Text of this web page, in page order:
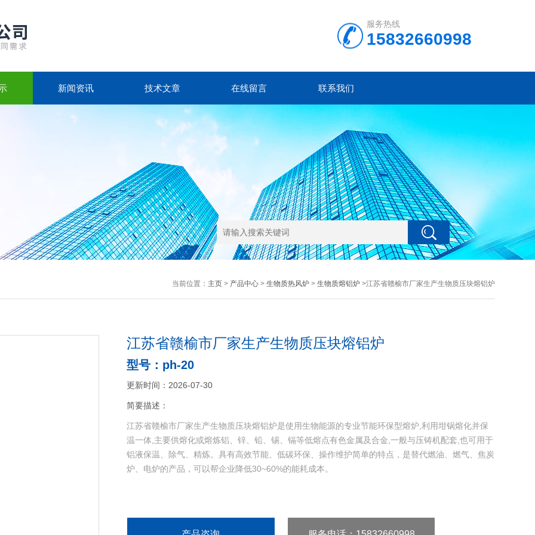
服务热线
15832660998
新闻资讯 技术文章 在线留言 联系我们
当前位置： 主页> 产品中心> 生物质热风炉> 生物质熔铝炉>江苏省赣榆市厂家生产生物质压块熔铝炉
江苏省赣榆市厂家生产生物质压块熔铝炉
型号：ph-20
更新时间：2026-07-30
简要描述：
江苏省赣榆市厂家生产生物质压块熔铝炉是使用生物能源的专业节能环保型熔炉,利用坩锅熔化并保
温一体,主要供熔化或熔炼铝、锌、铅、锡、镉等低熔点有色金属及合金,一般与压铸机配套,也可用于
铝液保温、除气、精炼。具有高效节能、低碳环保、操作维护简单的特点，是替代燃油、燃气、焦炭
炉、电炉的产品，可以帮企业降低30~60%的能耗成本。